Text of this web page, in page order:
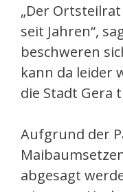
„Der
seit Jahren“,
beschweren
kann da leider
die Stadt Gera
Aufgrund der
abgesagt